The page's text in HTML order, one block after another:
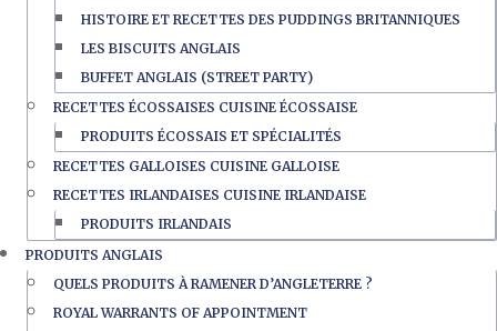
HISTOIRE ET RECETTES DES PUDDINGS BRITANNIQUES
LES BISCUITS ANGLAIS
BUFFET ANGLAIS (STREET PARTY)
RECETTES ÉCOSSAISES CUISINE ÉCOSSAISE
PRODUITS ÉCOSSAIS ET SPÉCIALITÉS
RECETTES GALLOISES CUISINE GALLOISE
RECETTES IRLANDAISES CUISINE IRLANDAISE
PRODUITS IRLANDAIS
PRODUITS ANGLAIS
QUELS PRODUITS À RAMENER D’ANGLETERRE ?
ROYAL WARRANTS OF APPOINTMENT